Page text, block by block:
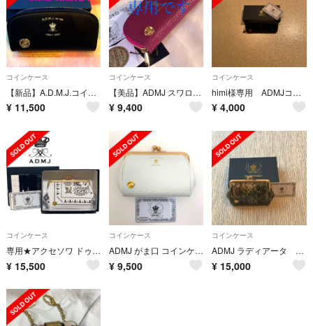
コインケース
【新品】A.D.M.J.コインケース
¥ 11,500
コインケース
【美品】ADMJ スワロフスキー Bee 牛革シュリンク型押し コインケース
¥ 9,400
コインケース
himi様専用 ADMJコインケース
¥ 4,000
コインケース
専用★アクセソワ ドゥ マドモワゼル がま口 コインケース A.D.M.J
¥ 15,500
コインケース
ADMJ がま口 コインケース シュリンクレザー
¥ 9,500
コインケース
ADMJ ラディアータ がま口財布
¥ 15,000